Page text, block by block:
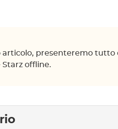
articolo, presenteremo tutto
offline.